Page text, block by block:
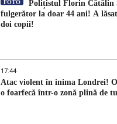
FOTO
Polițistul Florin Cătălin
fulgerător la doar 44 ani! A
doi copii!
17:44
Atac violent în inima Londrei!
o foarfecă într-o zonă plină de